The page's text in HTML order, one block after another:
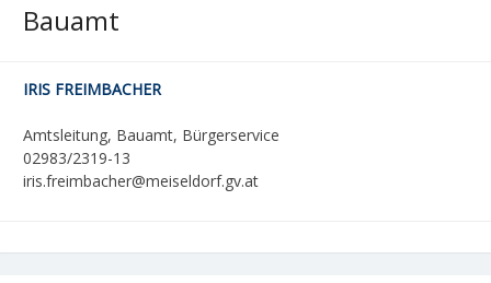
Bauamt
IRIS FREIMBACHER
Amtsleitung, Bauamt, Bürgerservice
02983/2319-13
iris.freimbacher@meiseldorf.gv.at